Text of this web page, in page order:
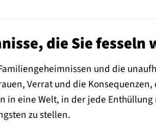
die Sie fesseln
und die
Verrat und die Konsequenzen,
in eine Welt, in der jede Enthüllung
zu stellen.